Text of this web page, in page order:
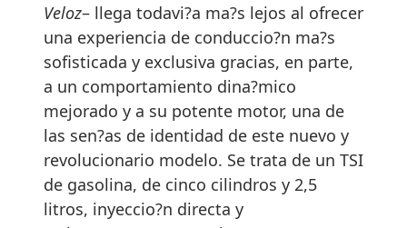
Veloz– llega todavi?a ma?s lejos al ofrecer
una experiencia de conduccio?n ma?s
sofisticada y exclusiva gracias, en parte,
a un comportamiento dina?mico
mejorado y a su potente motor, una de
las sen?as de identidad de este nuevo y
revolucionario modelo. Se trata de un TSI
de gasolina, de cinco cilindros y 2,5
litros, inyeccio?n directa y